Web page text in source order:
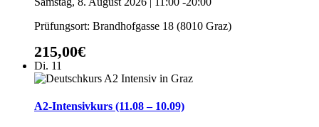
Prüfungsort: Brandhofgasse 18 (8010 Graz)
215,00€
Di. 11
A2-Intensivkurs (11.08 – 10.09)